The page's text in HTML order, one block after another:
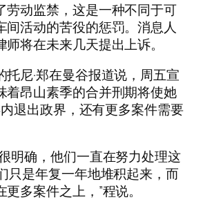
劳动监禁，这是一种不同于可
间活动的苦役的惩罚。消息人
将在未来几天提出上诉。
托尼·郑在曼谷报道说，周五宣
着昂山素季的合并刑期将使她
退出政界，还有更多案件需要
明确，他们一直在努力处理这
只是年复一年地堆积起来，而
多案件之上，”程说。